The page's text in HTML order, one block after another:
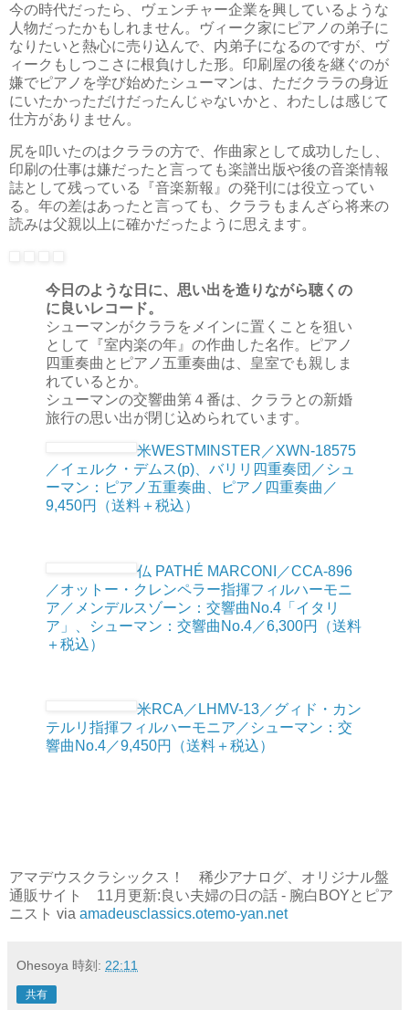
今の時代だったら、ヴェンチャー企業を興しているような
人物だったかもしれません。ヴィーク家にピアノの弟子に
なりたいと熱心に売り込んで、内弟子になるのですが、ヴ
ィークもしつこさに根負けした形。印刷屋の後を継ぐのが
嫌でピアノを学び始めたシューマンは、ただクララの身近
にいたかっただけだったんじゃないかと、わたしは感じて
仕方がありません。
尻を叩いたのはクララの方で、作曲家として成功したし、
印刷の仕事は嫌だったと言っても楽譜出版や後の音楽情報
誌として残っている『音楽新報』の発刊には役立ってい
る。年の差はあったと言っても、クララもまんざら将来の
読みは父親以上に確かだったように思えます。
今日のような日に、思い出を造りながら聴くの
に良いレコード。
シューマンがクララをメインに置くことを狙い
として『室内楽の年』の作曲した名作。ピアノ
四重奏曲とピアノ五重奏曲は、皇室でも親しま
れているとか。
シューマンの交響曲第４番は、クララとの新婚
旅行の思い出が閉じ込められています。
米WESTMINSTER／XWN-18575
／イェルク・デムス(p)、バリリ四重奏団／シュ
ーマン：ピアノ五重奏曲、ピアノ四重奏曲／
9,450円（送料＋税込）
仏 PATHÉ MARCONI／CCA-896
／オットー・クレンペラー指揮フィルハーモニ
ア／メンデルスゾーン：交響曲No.4「イタリ
ア」、シューマン：交響曲No.4／6,300円（送料
＋税込）
米RCA／LHMV-13／グィド・カン
テルリ指揮フィルハーモニア／シューマン：交
響曲No.4／9,450円（送料＋税込）
アマデウスクラシックス！ 稀少アナログ、オリジナル盤
通販サイト 11月更新:良い夫婦の日の話 - 腕白BOYとピア
ニスト via amadeusclassics.otemo-yan.net
Ohesoya 時刻: 22:11
共有